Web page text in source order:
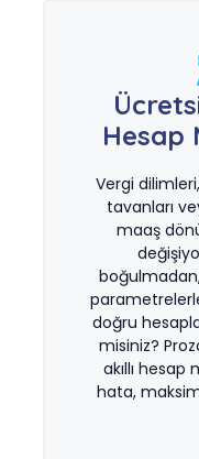
Hesap
Vergi
tavanları
maaş
doğru
misiniz?
akıllı hesap
hata,